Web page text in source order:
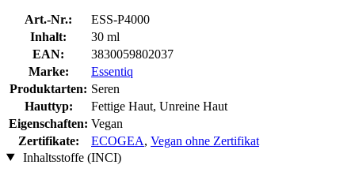
Art.-Nr.:
ESS-P4000
Inhalt:
30 ml
EAN:
3830059802037
Marke:
Essentiq
Produktarten: Seren
Hauttyp:
Fettige Haut, Unreine Haut
Eigenschaften: Vegan
Zertifikate:
ECOGEA, Vegan ohne Zertifikat
Inhaltsstoffe (INCI)